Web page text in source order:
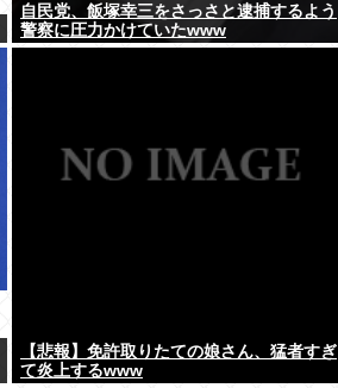
自民党、飯塚幸三をさっさと逮捕するよう
警察に圧力かけていたwww
【悲報】免許取りたての娘さん、猛者すぎ
て炎上するwww